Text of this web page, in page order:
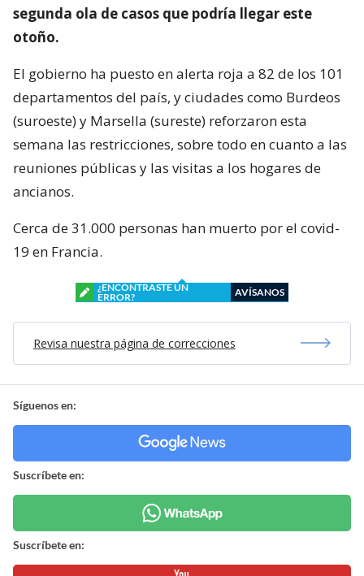
segunda ola de casos que podría llegar este
otoño.
El gobierno ha puesto en alerta roja a 82 de los 101
departamentos del país, y ciudades como Burdeos
(suroeste) y Marsella (sureste) reforzaron esta
semana las restricciones, sobre todo en cuanto a las
reuniones públicas y las visitas a los hogares de
ancianos.
Cerca de 31.000 personas han muerto por el covid-
19 en Francia.
¿ENCONTRASTE UN
ERROR?
AVÍSANOS
Revisa nuestra página de correcciones
Síguenos en:
Suscríbete en:
Suscríbete en: